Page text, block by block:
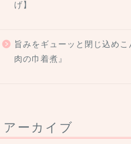
げ】
旨みをギューッと閉じ込めこ
肉の巾着煮』
アーカイブ